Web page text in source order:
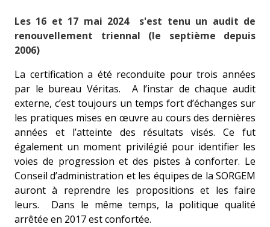
Les 16 et 17 mai 2024 s'est tenu un audit de
renouvellement triennal (le septième depuis
2006)
La certification a été reconduite pour trois années
par le bureau Véritas. A l’instar de chaque audit
externe, c’est toujours un temps fort d’échanges sur
les pratiques mises en œuvre au cours des dernières
années et l’atteinte des résultats visés. Ce fut
également un moment privilégié pour identifier les
voies de progression et des pistes à conforter. Le
Conseil d’administration et les équipes de la SORGEM
auront à reprendre les propositions et les faire
leurs. Dans le même temps, la politique qualité
arrêtée en 2017 est confortée.